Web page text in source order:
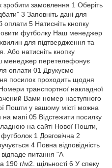
замовлення 1 Оберіть
3 Заповніть дані для
оплати 5 Натисніть кнопку
футболку Наш менеджер
для підтвердження та
Або натисніть кнопку
менеджер перетелефонує
оплати 01 Друкуємо
посилок проходить щодня
транспортної накладної
Вами номер наступного
Пошти у вашому місті можна
на мапі 05 Відстежити посилку
на сайті Нової Пошти,
1 Довговічна 2
4 Повна відповідність
відпаде питання "А
190 г/м2. щільності 6 У спеку